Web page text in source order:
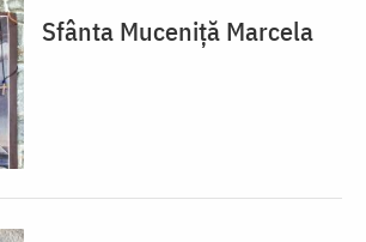
Sfânta Muceniță Marcela